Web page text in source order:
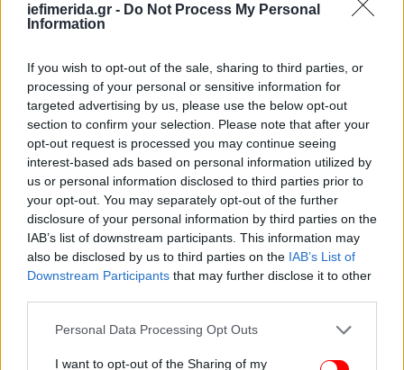
iefimerida.gr - Do Not Process My Personal
Information
If you wish to opt-out of the sale, sharing to third parties, or
processing of your personal or sensitive information for
targeted advertising by us, please use the below opt-out
section to confirm your selection. Please note that after your
opt-out request is processed you may continue seeing
interest-based ads based on personal information utilized by
us or personal information disclosed to third parties prior to
your opt-out. You may separately opt-out of the further
disclosure of your personal information by third parties on the
IAB’s list of downstream participants. This information may
also be disclosed by us to third parties on the IAB’s List of
Downstream Participants that may further disclose it to other
Please note that this website/app uses one or more Google
not limited to your visit or usage behaviour. You may click to
Personal Data Processing Opt Outs
I want to opt-out of the Sharing of my